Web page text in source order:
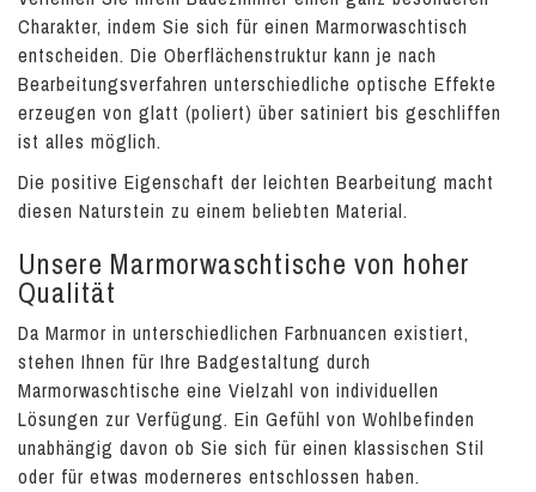
Charakter, indem Sie sich für einen Marmorwaschtisch
entscheiden. Die Oberflächenstruktur kann je nach
Bearbeitungsverfahren unterschiedliche optische Effekte
erzeugen von glatt (poliert) über satiniert bis geschliffen
ist alles möglich.
Die positive Eigenschaft der leichten Bearbeitung macht
diesen Naturstein zu einem beliebten Material.
Unsere Marmorwaschtische von hoher
Qualität
Da Marmor in unterschiedlichen Farbnuancen existiert,
stehen Ihnen für Ihre Badgestaltung durch
Marmorwaschtische eine Vielzahl von individuellen
Lösungen zur Verfügung. Ein Gefühl von Wohlbefinden
unabhängig davon ob Sie sich für einen klassischen Stil
oder für etwas moderneres entschlossen haben.